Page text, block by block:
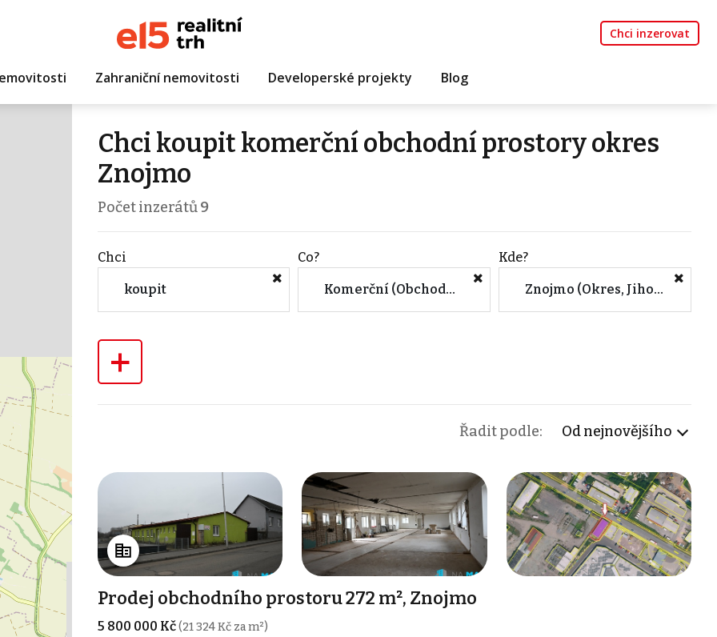
Chci inzerovat
Zahraniční nemovitosti Developerské projekty Blog
Chci koupit komerční obchodní prostory okres
Znojmo
Počet inzerátů9
Chci
koupit
Co?
Komerční (Obchodní prostory)
Kde?
Znojmo (Okres, Jihomoravský kraj)
+
Řadit podle: Od nejnovějšího
Prodej obchodního prostoru 272 m², Znojmo
5 800 000 Kč(21 324 Kč za m²)